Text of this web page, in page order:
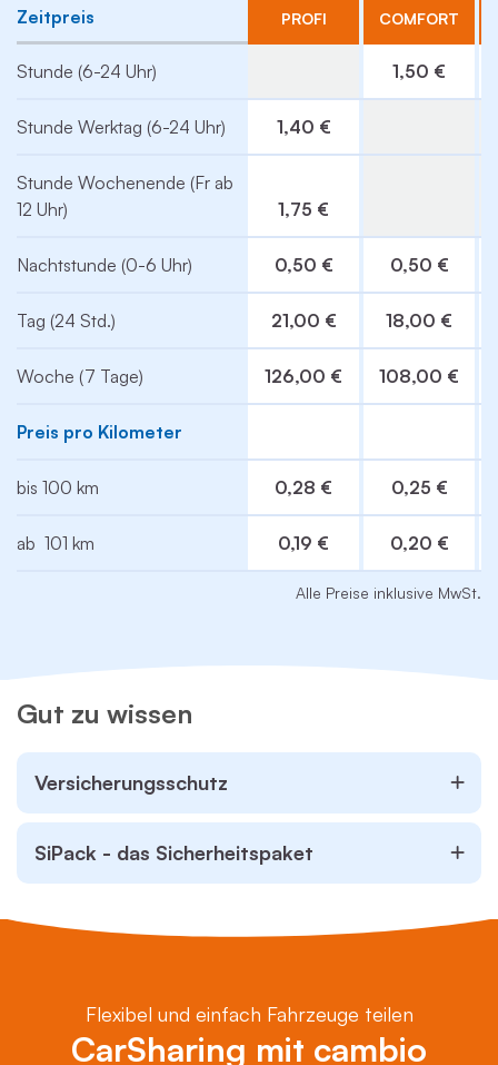
Zeitpreis PROFI COMFORT
Stunde (6-24 Uhr) 1,50 €
Stunde Werktag (6-24 Uhr) 1,40 €
Stunde Wochenende (Fr ab
12 Uhr)
1,75 €
Nachtstunde (0-6 Uhr) 0,50 € 0,50 €
Tag (24 Std.) 21,00 € 18,00 €
Woche (7 Tage) 126,00 € 108,00 €
Preis pro Kilometer
bis 100 km 0,28 € 0,25 €
ab 101 km 0,19 € 0,20 €
Alle Preise inklusive MwSt.
Gut zu wissen
Versicherungsschutz
SiPack - das Sicherheitspaket
Flexibel und einfach Fahrzeuge teilen
CarSharing mit cambio